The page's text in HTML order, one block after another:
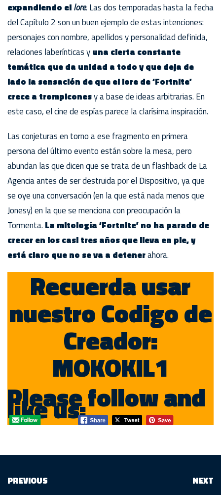
expandiendo ellore. Las dos temporadas hasta la fecha
del Capítulo 2 son un buen ejemplo de estas intenciones:
personajes con nombre, apellidos y personalidad definida,
relaciones laberínticas yuna cierta constante
temática que da unidad a todo y que deja de
lado la sensación de que el lore de ‘Fortnite’
crece a trompiconesy a base de ideas arbitrarias. En
este caso, el cine de espías parece la clarísima inspiración.
Las conjeturas en torno a ese fragmento en primera
persona del último evento están sobre la mesa, pero
abundan las que dicen que se trata de un flashback de La
Agencia antes de ser destruida por el Dispositivo, ya que
se oye una conversación (en la que está nada menos que
Jonesy) en la que se menciona con preocupación la
Tormenta. La mitología ‘Fortnite’ no ha parado de
crecer en los casi tres años que lleva en pie, y
está claro que no se va a detenerahora.
Recuerda usar
nuestro Codigo de
Creador:
MOKOKIL1
Please follow and
like us:
PREVIOUS NEXT